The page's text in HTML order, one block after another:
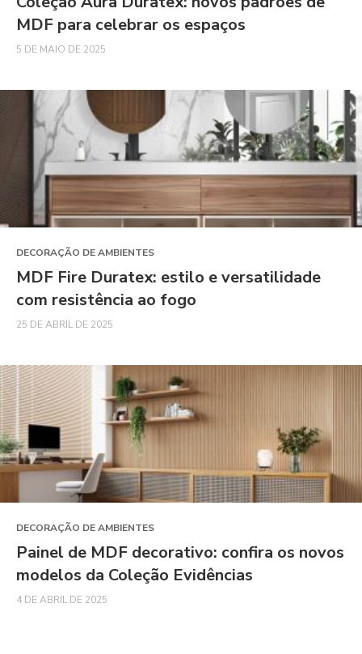
MDF para celebrar os espaços
5 DE MAIO DE 2025
DECORAÇÃO DE AMBIENTES
MDF Fire Duratex: estilo e versatilidade
com resistência ao fogo
25 DE ABRIL DE 2025
DECORAÇÃO DE AMBIENTES
Painel de MDF decorativo: confira os novos
modelos da Coleção Evidências
4 DE ABRIL DE 2025